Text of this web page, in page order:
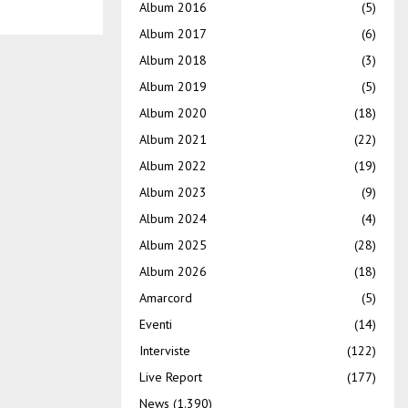
Album 2016
(5)
Album 2017
(6)
Album 2018
(3)
Album 2019
(5)
Album 2020
(18)
Album 2021
(22)
Album 2022
(19)
Album 2023
(9)
Album 2024
(4)
Album 2025
(28)
Album 2026
(18)
Amarcord
(5)
Eventi
(14)
Interviste
(122)
Live Report
(177)
News (1.390)